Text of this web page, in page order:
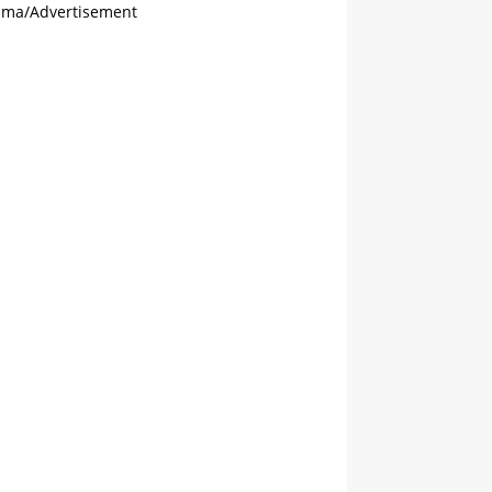
Advertisement